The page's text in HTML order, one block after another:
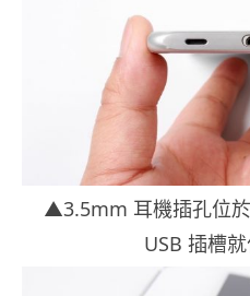
▲3.5mm 耳機插孔位
USB 插槽